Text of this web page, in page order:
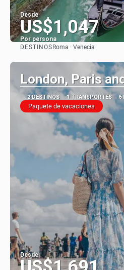
Desde
US$1,047
Por persona
DESTINOS Roma · Venecia
London, Paris
2 DESTINOS 1 TRANSPORTES 6
Paquete de vacaciones
Desde